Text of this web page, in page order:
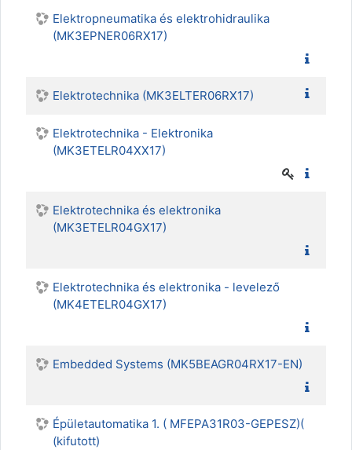
Elektropneumatika és elektrohidraulika
(MK3EPNER06RX17)
Elektrotechnika (MK3ELTER06RX17)
Elektrotechnika - Elektronika
(MK3ETELR04XX17)
Elektrotechnika és elektronika
(MK3ETELR04GX17)
Elektrotechnika és elektronika - levelező
(MK4ETELR04GX17)
Embedded Systems (MK5BEAGR04RX17-EN)
Épületautomatika 1. ( MFEPA31R03-GEPESZ)(
(kifutott)